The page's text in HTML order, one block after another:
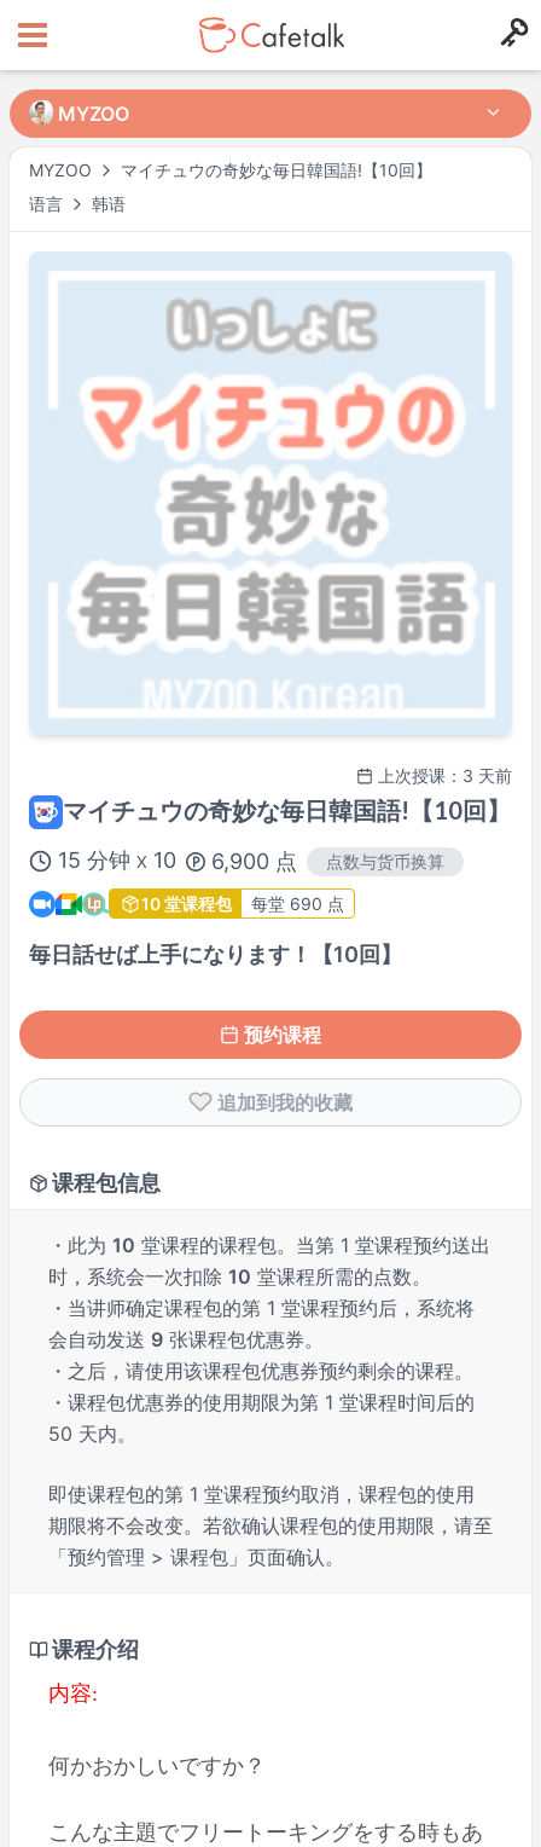
MYZOO
マイチュウの奇妙な毎日韓国語!【10回】
语言
韩语
上次授课：3 天前
マイチュウの奇妙な毎日韓国語!【10回】
15 分钟 X 10 6,900 点 点数与货币换算
10 堂课程包 每堂 690 点
毎日話せば上手になります！【10回】
预约课程
追加到我的收藏
课程包信息
・此为 10 堂课程的课程包。当第 1 堂课程预约送出
时，系统会一次扣除 10 堂课程所需的点数。
・当讲师确定课程包的第 1 堂课程预约后，系统将
会自动发送 9 张课程包优惠券。
・之后，请使用该课程包优惠券预约剩余的课程。
・课程包优惠券的使用期限为第 1 堂课程时间后的
50 天内。
即使课程包的第 1 堂课程预约取消，课程包的使用
期限将不会改变。若欲确认课程包的使用期限，请至
「预约管理 > 课程包」页面确认。
课程介绍
内容:
何かおかしいですか？
こんな主題でフリートーキングをする時もあ
MYZOO
MYZOO
来自
12764 689
周一 00:00 –
01:00
周一 09:00 –
19:00
20:00 周二
00:00
周二 09:00 –
13:00
周二
14:00 –
19:30
周二 22:00 –周三
01:00
周三 09:00 –周四 01:00
周四 09:00 –
12:00
周四
14:00 –
18:30
19:30 –周五
01:00
周五 11:00 –
19:00
周六
周日
01:00
周日 11:00 –
17:00
※ 以上为Asia/Tokyo时间。
讲师档案